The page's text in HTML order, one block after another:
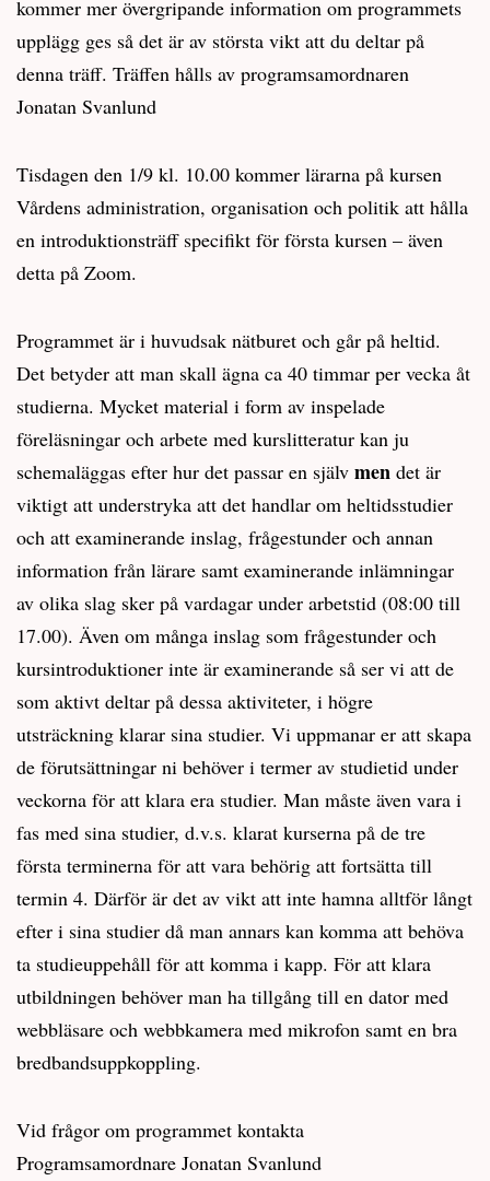
kommer mer övergripande information om programmets
upplägg ges så det är av största vikt att du deltar på
denna träff. Träffen hålls av programsamordnaren
Jonatan Svanlund
Tisdagen den 1/9 kl. 10.00 kommer lärarna på kursen
Vårdens administration, organisation och politik att hålla
en introduktionsträff specifikt för första kursen – även
detta på Zoom.
Programmet är i huvudsak nätburet och går på heltid.
Det betyder att man skall ägna ca 40 timmar per vecka åt
studierna. Mycket material i form av inspelade
föreläsningar och arbete med kurslitteratur kan ju
schemaläggas efter hur det passar en själv men det är
viktigt att understryka att det handlar om heltidsstudier
och att examinerande inslag, frågestunder och annan
information från lärare samt examinerande inlämningar
av olika slag sker på vardagar under arbetstid (08:00 till
17.00). Även om många inslag som frågestunder och
kursintroduktioner inte är examinerande så ser vi att de
som aktivt deltar på dessa aktiviteter, i högre
utsträckning klarar sina studier. Vi uppmanar er att skapa
de förutsättningar ni behöver i termer av studietid under
veckorna för att klara era studier. Man måste även vara i
fas med sina studier, d.v.s. klarat kurserna på de tre
första terminerna för att vara behörig att fortsätta till
termin 4. Därför är det av vikt att inte hamna alltför långt
efter i sina studier då man annars kan komma att behöva
ta studieuppehåll för att komma i kapp. För att klara
utbildningen behöver man ha tillgång till en dator med
webbläsare och webbkamera med mikrofon samt en bra
bredbandsuppkoppling.
Vid frågor om programmet kontakta
Programsamordnare Jonatan Svanlund